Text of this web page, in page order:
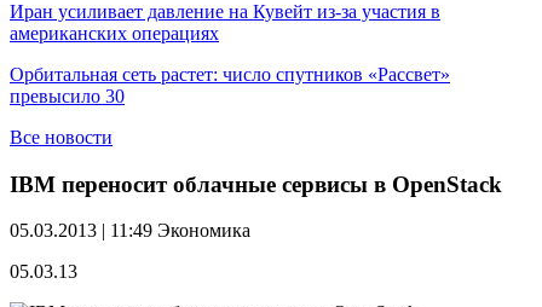
Иран усиливает давление на Кувейт из-за участия в
американских операциях
Орбитальная сеть растет: число спутников «Рассвет»
превысило 30
Все новости
IBM переносит облачные сервисы в OpenStack
05.03.2013 | 11:49 Экономика
05.03.13